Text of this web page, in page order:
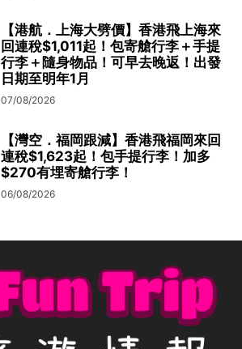
【港航．上海大劈價】香港飛上海來
回連稅$1,011起！包寄艙行李＋手提
行李＋隨身物品！可早去晚返！出發
日期至明年1月
07/08/2026
【灣空．福岡跟減】香港飛福岡來回
連稅$1,623起！包手提行李！加多
$270有埋寄艙行李！
06/08/2026